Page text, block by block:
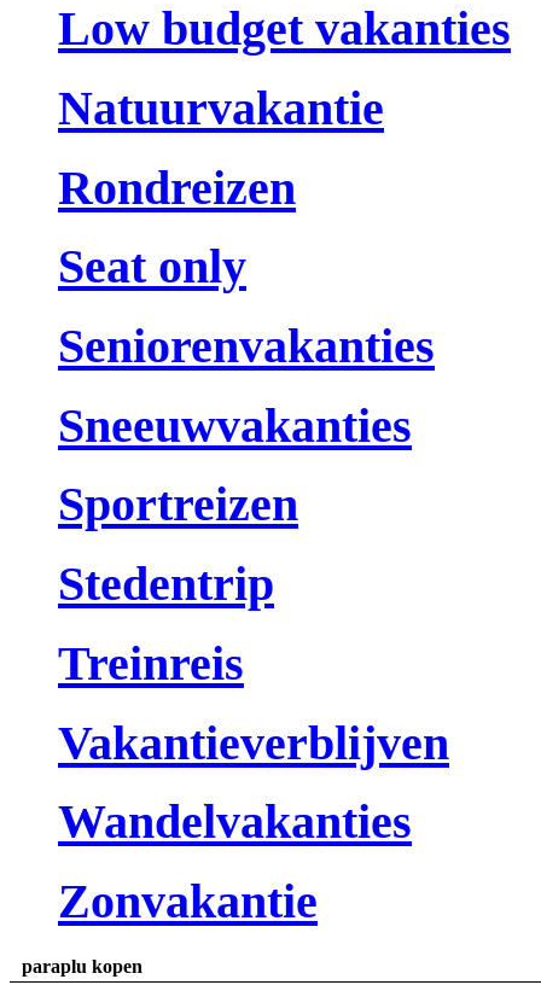
Low budget vakanties
Natuurvakantie
Rondreizen
Seat only
Seniorenvakanties
Sneeuwvakanties
Sportreizen
Stedentrip
Treinreis
Vakantieverblijven
Wandelvakanties
Zonvakantie
paraplu kopen